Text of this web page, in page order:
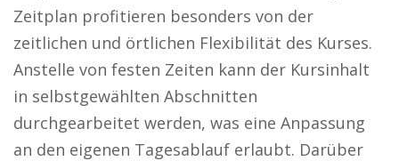
Zeitplan profitieren besonders von der
zeitlichen und örtlichen Flexibilität des Kurses.
Anstelle von festen Zeiten kann der Kursinhalt
in selbstgewählten Abschnitten
durchgearbeitet werden, was eine Anpassung
an den eigenen Tagesablauf erlaubt. Darüber